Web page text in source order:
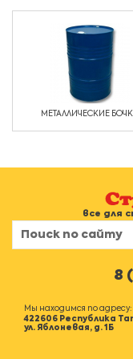
МЕТАЛЛИЧЕСКИЕ
все для
8
Мы находимся по адресу:
422606 Республика
ул. Яблоневая, д. 1Б